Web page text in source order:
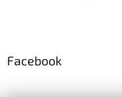
Facebook